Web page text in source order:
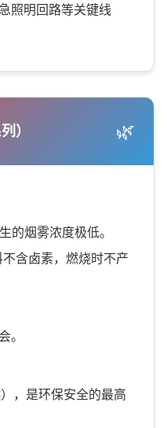
照明回路等关键线
） 🌿
的烟雾浓度极低。
含卤素，燃烧时不产
。
，是环保安全的最高